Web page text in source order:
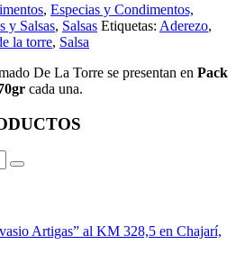
, Especias y Condimentos,
y Salsas, Salsas Etiquetas: Aderezo,
la torre, Salsa
De La Torre se presentan en Pack
0gr cada una.
Artigas” al KM 328,5 en Chajarí,